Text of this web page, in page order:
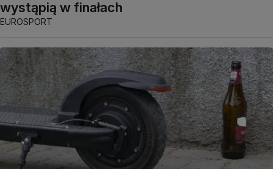
wystąpią w finałach
EUROSPORT